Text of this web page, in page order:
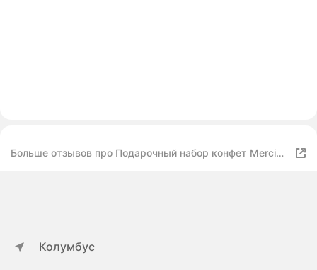
Больше отзывов про Подарочный набор конфет Merci
Колумбус